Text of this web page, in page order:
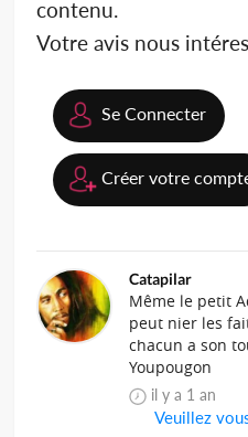
contenu.
Votre avis nous
Se Connecter
Créer votre
Catapilar
Même le petit
peut nier les
chacun a son
Youpougon
il y a 1 an
Veuillez